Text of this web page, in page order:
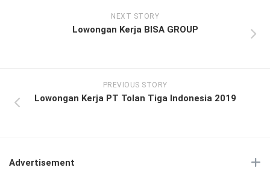
NEXT STORY
Lowongan Kerja BISA GROUP
PREVIOUS STORY
Lowongan Kerja PT Tolan Tiga Indonesia 2019
Advertisement